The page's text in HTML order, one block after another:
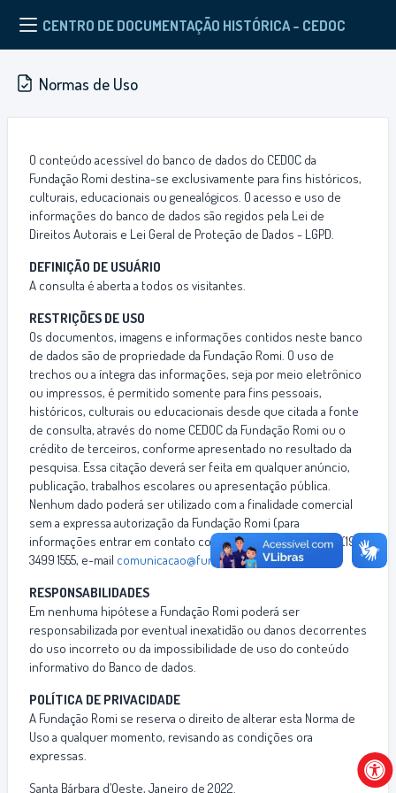
CENTRO DE DOCUMENTAÇÃO HISTÓRICA - CEDOC
Normas de Uso
O conteúdo acessível do banco de dados do CEDOC da
Fundação Romi destina-se exclusivamente para fins históricos,
culturais, educacionais ou genealógicos. O acesso e uso de
informações do banco de dados são regidos pela Lei de
Direitos Autorais e Lei Geral de Proteção de Dados - LGPD.
DEFINIÇÃO DE USUÁRIO
A consulta é aberta a todos os visitantes.
RESTRIÇÕES DE USO
Os documentos, imagens e informações contidos neste banco
de dados são de propriedade da Fundação Romi. O uso de
trechos ou a íntegra das informações, seja por meio eletrônico
ou impressos, é permitido somente para fins pessoais,
históricos, culturais ou educacionais desde que citada a fonte
de consulta, através do nome CEDOC da Fundação Romi ou o
crédito de terceiros, conforme apresentado no resultado da
pesquisa. Essa citação deverá ser feita em qualquer anúncio,
publicação, trabalhos escolares ou apresentação pública.
Nenhum dado poderá ser utilizado com a finalidade comercial
sem a expressa autorização da Fundação Romi (para
informações entrar em contato com a Fundação Romi fone (19)
3499 1555, e-mail comunicacao@fundacaoromi.org.br.
RESPONSABILIDADES
Em nenhuma hipótese a Fundação Romi poderá ser
responsabilizada por eventual inexatidão ou danos decorrentes
do uso incorreto ou da impossibilidade de uso do conteúdo
informativo do Banco de dados.
POLÍTICA DE PRIVACIDADE
A Fundação Romi se reserva o direito de alterar esta Norma de
Uso a qualquer momento, revisando as condições ora
expressas.
Santa Bárbara d’Oeste, Janeiro de 2022.